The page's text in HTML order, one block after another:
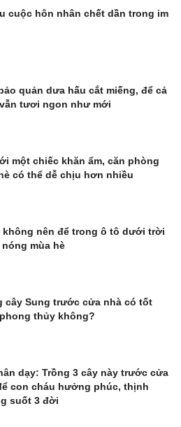
cuộc hôn nhân chết dần trong im
quản dưa hấu cắt miếng, để cả
tươi ngon như mới
một chiếc khăn ẩm, căn phòng
có thể dễ chịu hơn nhiều
không nên để trong ô tô dưới trời
nóng mùa hè
cây Sung trước cửa nhà có tốt
thủy không?
dạy: Trồng 3 cây này trước cửa
con cháu hưởng phúc, thịnh
suốt 3 đời